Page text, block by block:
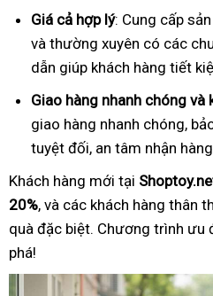
Giá cả hợp lý: Cung cấp
và thường xuyên có các
dẫn giúp khách hàng tiết
Giao hàng nhanh chóng và
giao hàng nhanh chóng,
tuyệt đối, an tâm nhận
Khách hàng mới tại
20%, và các khách hàng thân
quà đặc biệt. Chương trình ưu
phá!